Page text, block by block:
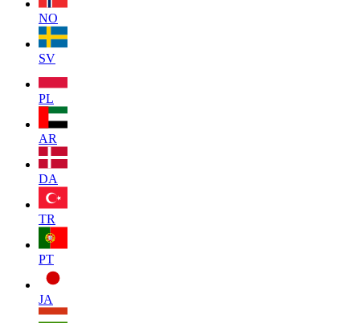
NO
SV
PL
AR
DA
TR
PT
JA